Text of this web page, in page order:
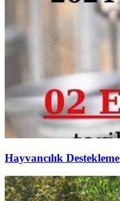
Hayvancılık